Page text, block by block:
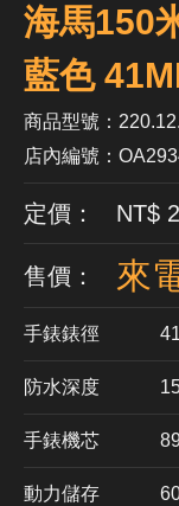
海馬150
藍色
商品型號：
店內編號：
定價： NT$
售價： 來
手錶錶徑
防水深度
手錶機芯
動力儲存